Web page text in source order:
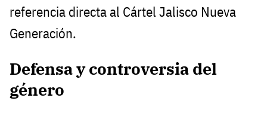
referencia directa al Cártel Jalisco Nueva
Generación.
Defensa y controversia del
género